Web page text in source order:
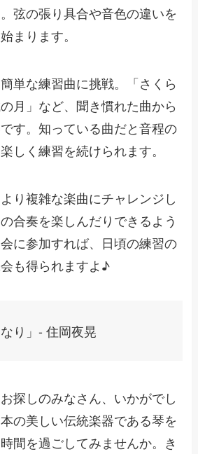
弦の張り具合や音色の違いを
まります。
単な練習曲に挑戦。「さくら
月」など、聞き慣れた曲から
す。知っている曲だと音程の
しく練習を続けられます。
り複雑な楽曲にチャレンジし
合奏を楽しんだりできるよう
に参加すれば、日頃の練習の
も得られますよ♪
なり」- 住岡夜晃
探しのみなさん、いかがでし
の美しい伝統楽器である琴を
間を過ごしてみませんか。き